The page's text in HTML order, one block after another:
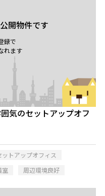
開物件です
録で
れます
気のセットアップオフ
ットアップオフィス
室 周辺環境良好